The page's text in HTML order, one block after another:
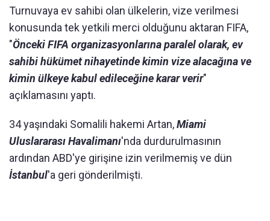
Turnuvaya ev sahibi olan ülkelerin, vize verilmesi
konusunda tek yetkili merci olduğunu aktaran FIFA,
"Önceki FIFA organizasyonlarına paralel olarak, ev
sahibi hükümet nihayetinde kimin vize alacağına ve
kimin ülkeye kabul edileceğine karar verir"
açıklamasını yaptı.
34 yaşındaki Somalili hakemi Artan,Miami
Uluslararası Havalimanı'nda durdurulmasının
ardından ABD'ye girişine izin verilmemiş ve dün
İstanbul'a geri gönderilmişti.